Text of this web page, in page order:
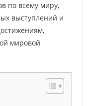
по всему миру,
выступлений и
мировой